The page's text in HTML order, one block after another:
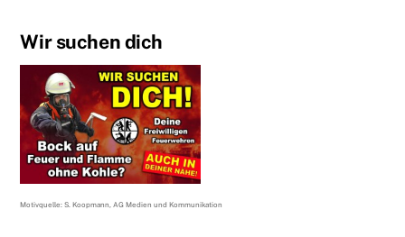
Wir suchen dich
Motivquelle: S. Koopmann, AG Medien und Kommunikation